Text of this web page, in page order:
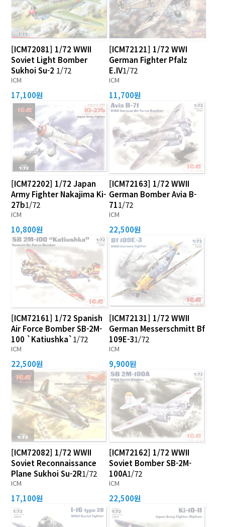
[ICM72081] 1/72 WWII
Soviet Light Bomber
Sukhoi Su-2 1/72
ICM
17,100원
[ICM72121] 1/72 WWI
German Fighter Pfalz
E.IV1/72
ICM
11,700원
[ICM72202] 1/72 Japan
Army Fighter Nakajima Ki-
27b1/72
ICM
10,800원
[ICM72163] 1/72 WWII
German Bomber Avia B-
711/72
ICM
22,500원
[ICM72161] 1/72 Spanish
Air Force Bomber SB-2M-
100 `Katiushka`1/72
ICM
22,500원
[ICM72131] 1/72 WWII
German Messerschmitt Bf
109E-31/72
ICM
9,900원
[ICM72082] 1/72 WWII
Soviet Reconnaissance
Plane Sukhoi Su-2R1/72
ICM
17,100원
[ICM72162] 1/72 WWII
Soviet Bomber SB-2M-
100A1/72
ICM
22,500원